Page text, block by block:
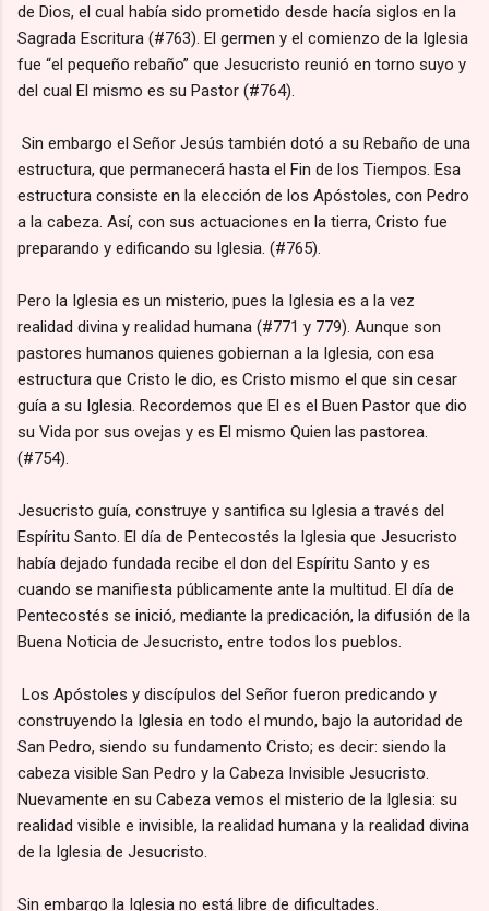
de Dios, el cual había sido prometido desde hacía siglos en la
Sagrada Escritura (#763). El germen y el comienzo de la Iglesia
fue “el pequeño rebaño” que Jesucristo reunió en torno suyo y
del cual El mismo es su Pastor (#764).
Sin embargo el Señor Jesús también dotó a su Rebaño de una
estructura, que permanecerá hasta el Fin de los Tiempos. Esa
estructura consiste en la elección de los Apóstoles, con Pedro
a la cabeza. Así, con sus actuaciones en la tierra, Cristo fue
preparando y edificando su Iglesia. (#765).
Pero la Iglesia es un misterio, pues la Iglesia es a la vez
realidad divina y realidad humana (#771 y 779). Aunque son
pastores humanos quienes gobiernan a la Iglesia, con esa
estructura que Cristo le dio, es Cristo mismo el que sin cesar
guía a su Iglesia. Recordemos que El es el Buen Pastor que dio
su Vida por sus ovejas y es El mismo Quien las pastorea.
(#754).
Jesucristo guía, construye y santifica su Iglesia a través del
Espíritu Santo. El día de Pentecostés la Iglesia que Jesucristo
había dejado fundada recibe el don del Espíritu Santo y es
cuando se manifiesta públicamente ante la multitud. El día de
Pentecostés se inició, mediante la predicación, la difusión de la
Buena Noticia de Jesucristo, entre todos los pueblos.
Los Apóstoles y discípulos del Señor fueron predicando y
construyendo la Iglesia en todo el mundo, bajo la autoridad de
San Pedro, siendo su fundamento Cristo; es decir: siendo la
cabeza visible San Pedro y la Cabeza Invisible Jesucristo.
Nuevamente en su Cabeza vemos el misterio de la Iglesia: su
realidad visible e invisible, la realidad humana y la realidad divina
de la Iglesia de Jesucristo.
Sin embargo la Iglesia no está libre de dificultades.